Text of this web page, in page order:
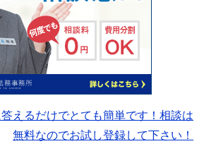
えるだけでとても簡単です！相談は
無料なのでお試し登録して下さい！